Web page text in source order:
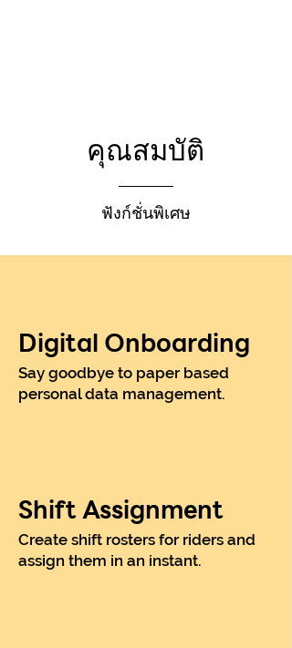
คุณสมบัติ
ฟังก์ชั่นพิเศษ
Digital Onboarding
Say goodbye to paper based
personal data management.
Shift Assignment
Create shift rosters for riders and
assign them in an instant.